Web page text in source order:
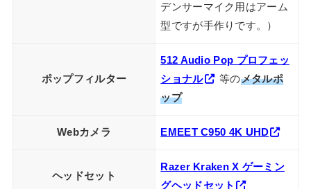
デンサーマイク用はアーム
型ですが手作りです。）
ポップフィルター
512 Audio Pop プロフェッ
ショナル
等のメタルポ
ップ
Webカメラ EMEET C950 4K UHD
ヘッドセット
Razer Kraken X ゲーミン
グヘッドセット